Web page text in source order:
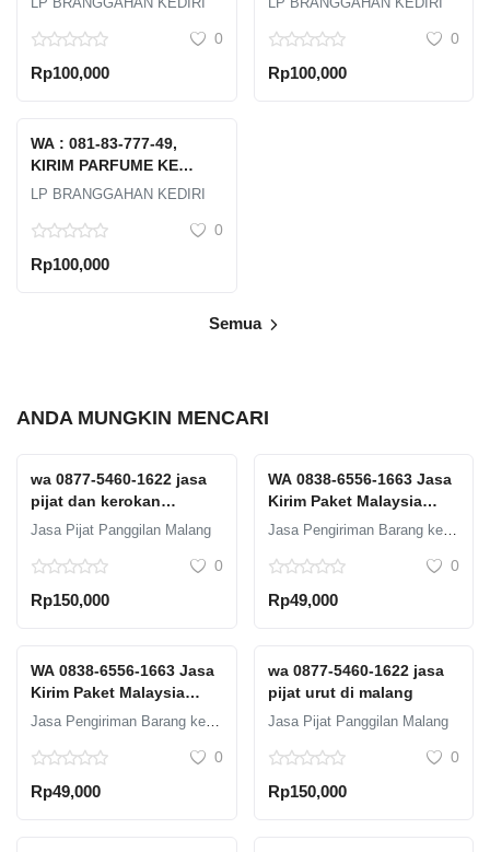
0
Rp100,000
0
Rp100,000
WA : 081-83-777-49,
KIRIM PARFUME KE
TAIWAN MURAH DI
LP BRANGGAHAN KEDIRI
0
Rp100,000
Semua
ANDA MUNGKIN MENCARI
wa 0877-5460-1622 jasa
pijat dan kerokan
terdekat di malang
Jasa Pijat Panggilan Malang
0
Rp150,000
WA 0838-6556-1663 Jasa
Kirim Paket Malaysia
Murah di Kabupaten
Jasa Pengiriman Barang ke Amerika Untuk Pegawai ASN di Bandung
0
Rp49,000
WA 0838-6556-1663 Jasa
Kirim Paket Malaysia
Murah di Kabupaten
Jasa Pengiriman Barang ke Amerika Untuk Pegawai ASN di Bandung
0
Rp49,000
wa 0877-5460-1622 jasa
pijat urut di malang
Jasa Pijat Panggilan Malang
0
Rp150,000